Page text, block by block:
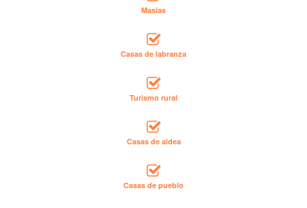
Masías
Casas de labranza
Turismo rural
Casas de aldea
Casas de pueblo